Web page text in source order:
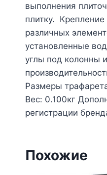
выполнения
плитку.
различных
установленные
углы под колонны
Размеры
Вес: 0.100кг
регистрации
Похожие